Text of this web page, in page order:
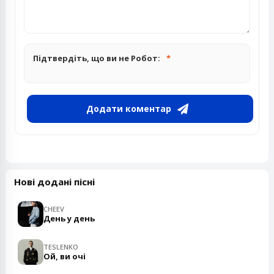
Підтвердіть, що ви не Робот:
Додати коментар
Нові додані пісні
CHEEV
День у день
TESLENKO
Ой, ви очі